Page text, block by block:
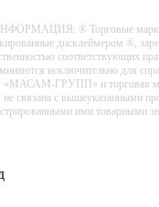
® Торговые марки,
дисклеймером ®,
соответствующих
исключительно для
«МАСАМ-ГРУПП» и торговая
связана с вышеуказанными
ими товарными